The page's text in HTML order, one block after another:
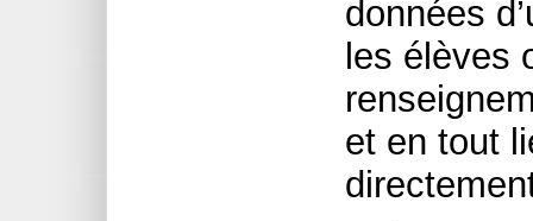
données
les élèves
et en tout